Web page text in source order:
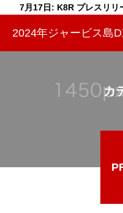
7月17日: K8R プレスリリ
2024年ジャービス島
カ